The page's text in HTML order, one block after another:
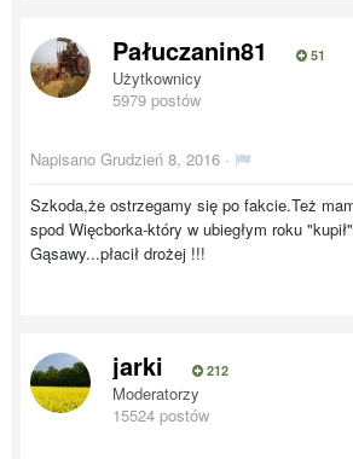
Pałuczanin81 51
Użytkownicy
5979 postów
Napisano Grudzień 8, 2016 ·
Szkoda,że ostrzegamy się po fakcie.Też
spod Więcborka-który w ubiegłym roku
Gąsawy...płacił drożej !!!
jarki 212
Moderatorzy
15524 postów